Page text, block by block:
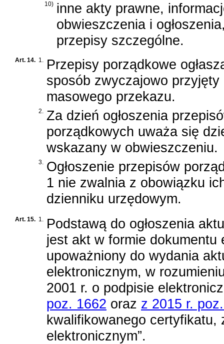
10) inne akty prawne,
obwieszczenia i
przepisy szczególne.
Art. 14. 1.
Przepisy porządkowe
sposób zwyczajowo
masowego przekazu.
2.
Za dzień ogłoszenia
porządkowych uważa się
wskazany w obwieszczeniu.
3.
Ogłoszenie przepisów
1 nie zwalnia z obowiązku
dzienniku urzędowym.
Art. 15. 1.
Podstawą do ogłoszenia
jest akt w formie
upoważniony do wydania
elektronicznym, w
2001 r. o podpisie
poz. 1662 oraz z 2015 r.
kwalifikowanego certyfikatu,
elektronicznym”.